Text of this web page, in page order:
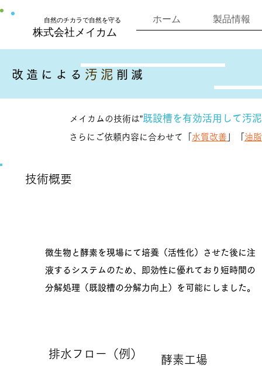
株式会社​メイカム
​自然のチカラで自然を守る ホーム 製品情報
改造による 汚泥 削減
メイカムの技術は”既設槽を有効活用して汚
さらにご依頼内容に合わせて「 水質改善 油
技術概要
微生物と酵素を現場にて培養（活性化）させた後に注
液するシステムのため、即効性に優れており短時間の
分解処理（既設槽の分解力向上）を可能にしました。
​排水フロー（例） 酵素工場